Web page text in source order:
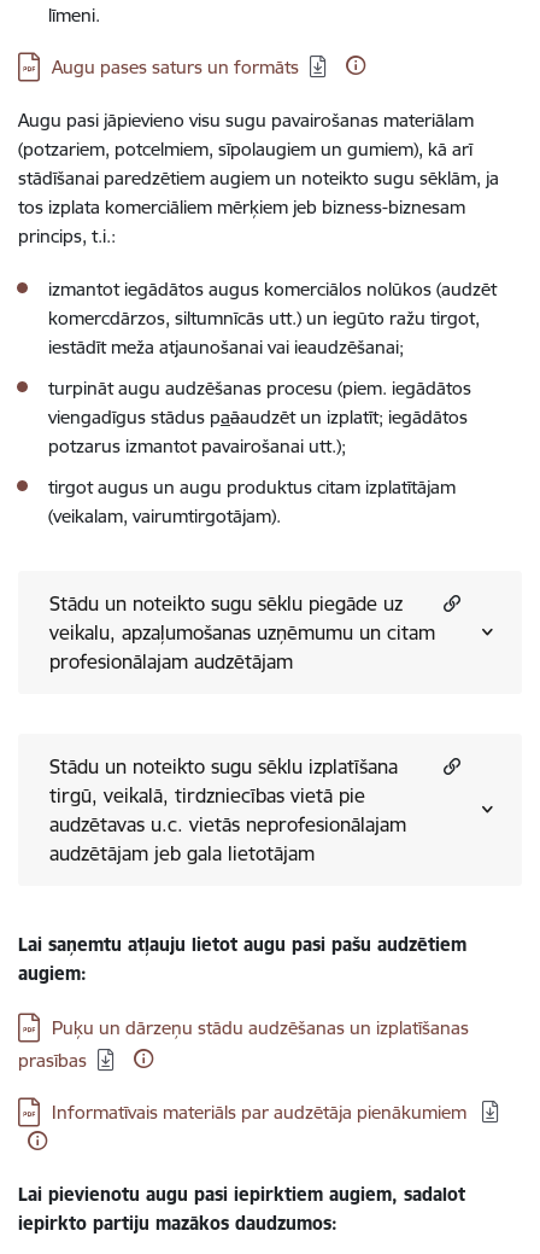
līmeni.
Lejupielādēt:
Augu pases saturs un formāts
Augu pasi jāpievieno visu sugu pavairošanas materiālam
(potzariem, potcelmiem, sīpolaugiem un gumiem), kā arī
stādīšanai paredzētiem augiem un noteikto sugu sēklām, ja
tos izplata komerciāliem mērķiem jeb bizness-biznesam
princips, t.i.:
izmantot iegādātos augus komerciālos nolūkos (audzēt
komercdārzos, siltumnīcās utt.) un iegūto ražu tirgot,
iestādīt meža atjaunošanai vai ieaudzēšanai;
turpināt augu audzēšanas procesu (piem. iegādātos
viengadīgus stādus paāaudzēt un izplatīt; iegādātos
potzarus izmantot pavairošanai utt.);
tirgot augus un augu produktus citam izplatītājam
(veikalam, vairumtirgotājam).
Stādu un noteikto sugu sēklu piegāde uz
veikalu, apzaļumošanas uzņēmumu un citam
profesionālajam audzētājam
Stādu un noteikto sugu sēklu izplatīšana
tirgū, veikalā, tirdzniecības vietā pie
audzētavas u.c. vietās neprofesionālajam
audzētājam jeb gala lietotājam
Lai saņemtu atļauju lietot augu pasi pašu audzētiem
augiem:
Lejupielādēt:
Puķu un dārzeņu stādu audzēšanas un izplatīšanas
prasības
Lejupielādēt:
Informatīvais materiāls par audzētāja pienākumiem
Lai pievienotu augu pasi iepirktiem augiem, sadalot
iepirkto partiju mazākos daudzumos: